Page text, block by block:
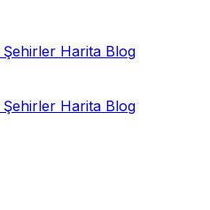
Şehirler Harita Blog
Şehirler Harita Blog